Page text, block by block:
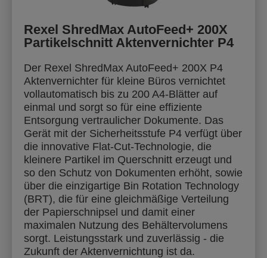
Rexel ShredMax AutoFeed+ 200X
Partikelschnitt Aktenvernichter P4
Der Rexel ShredMax AutoFeed+ 200X P4
Aktenvernichter für kleine Büros vernichtet
vollautomatisch bis zu 200 A4-Blätter auf
einmal und sorgt so für eine effiziente
Entsorgung vertraulicher Dokumente. Das
Gerät mit der Sicherheitsstufe P4 verfügt über
die innovative Flat-Cut-Technologie, die
kleinere Partikel im Querschnitt erzeugt und
so den Schutz von Dokumenten erhöht, sowie
über die einzigartige Bin Rotation Technology
(BRT), die für eine gleichmäßige Verteilung
der Papierschnipsel und damit einer
maximalen Nutzung des Behältervolumens
sorgt. Leistungsstark und zuverlässig - die
Zukunft der Aktenvernichtung ist da.